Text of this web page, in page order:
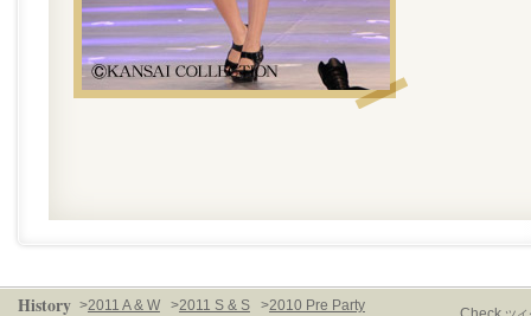
History >2011 A & W >2011 S & S >2010 Pre Party